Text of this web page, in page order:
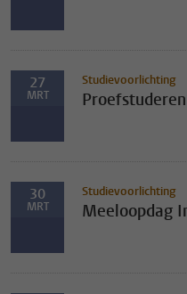
27
MRT
Studievoorlichting
30
MRT
Studievoorlichting
Meeloopdag